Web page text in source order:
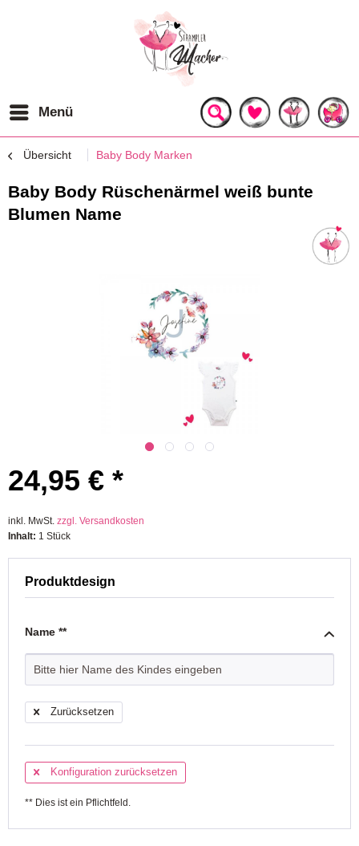
Menü
Übersicht Baby Body Marken
Baby Body Rüschenärmel weiß bunte
Blumen Name
24,95 € *
inkl. MwSt. zzgl. Versandkosten
Inhalt: 1 Stück
Produktdesign
Name **
Zurücksetzen
Konfiguration zurücksetzen
** Dies ist ein Pflichtfeld.